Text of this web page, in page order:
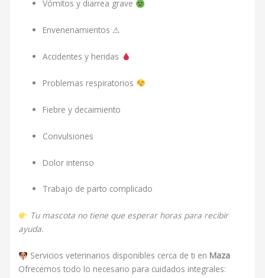
Vómitos y diarrea grave
Envenenamientos ⚠
Accidentes y heridas
Problemas respiratorios
Fiebre y decaimiento
Convulsiones
Dolor intenso
Trabajo de parto complicado
Tu mascota no tiene que esperar horas para recibir
ayuda.
Servicios veterinarios disponibles cerca de ti en Maza
Ofrecemos todo lo necesario para cuidados integrales: